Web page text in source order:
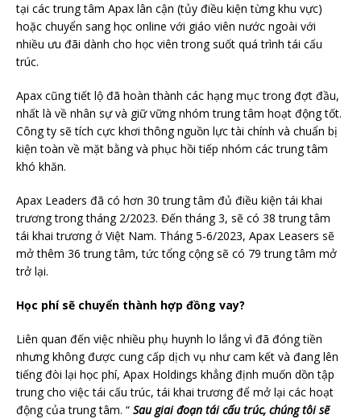
tại các trung tâm Apax lân cận (tủy điều kiện từng khu vực)
hoặc chuyển sang học online với giáo viên nước ngoài với
nhiều ưu đãi dành cho học viên trong suốt quá trình tái cấu
trúc.
Apax cũng tiết lộ đã hoàn thành các hạng mục trong đợt đầu,
nhất là về nhân sự và giữ vững nhóm trung tâm hoạt động tốt.
Công ty sẽ tích cực khơi thông nguồn lực tài chính và chuẩn bị
kiện toàn về mặt bằng và phục hồi tiếp nhóm các trung tâm
khó khăn.
Apax Leaders đã có hơn 30 trung tâm đủ điều kiện tái khai
trương trong tháng 2/2023. Đến tháng 3, sẽ có 38 trung tâm
tái khai trương ở Việt Nam. Tháng 5-6/2023, Apax Leasers sẽ
mở thêm 36 trung tâm, tức tổng cộng sẽ có 79 trung tâm mở
trở lại.
Học phí sẽ chuyển thành hợp đồng vay?
Liên quan đến việc nhiều phụ huynh lo lắng vì đã đóng tiền
nhưng không được cung cấp dịch vụ như cam kết và đang lên
tiếng đòi lại học phí, Apax Holdings khẳng định muốn dồn tập
trung cho việc tái cấu trúc, tái khai trương để mở lại các hoạt
động của trung tâm. “ Sau giai đoạn tái cấu trúc, chúng tôi sẽ